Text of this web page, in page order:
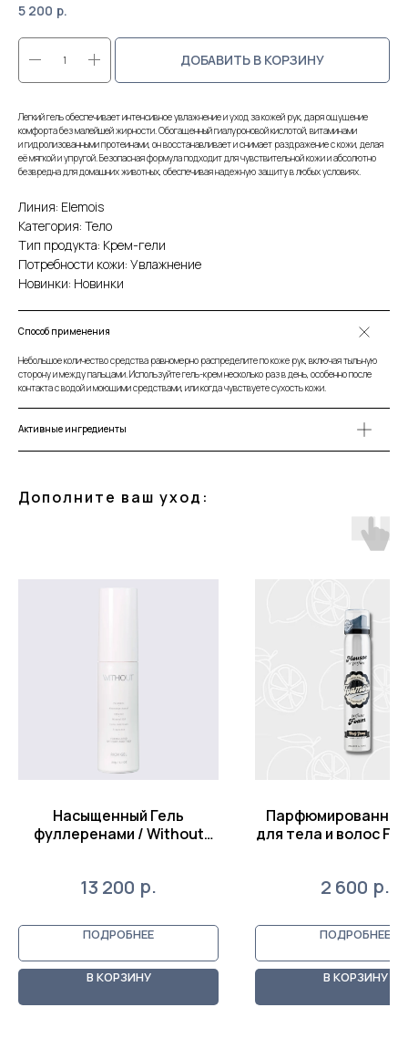
5 200 р.
ДОБАВИТЬ В КОРЗИНУ
Легкий гель обеспечивает интенсивное увлажнение и уход за кожей рук, даря ощущение
комфорта без малейшей жирности. Обогащенный гиалуроновой кислотой, витаминами
и гидролизованными протеинами, он восстанавливает и снимает раздражение с кожи, делая
её мягкой и упругой. Безопасная формула подходит для чувствительной кожи и абсолютно
безвредна для домашних животных, обеспечивая надежную защиту в любых условиях.
Линия: Elemois
Категория: Тело
Тип продукта: Крем-гели
Потребности кожи: Увлажнение
Новинки: Новинки
Способ применения
Небольшое количество средства равномерно распределите по коже рук, включая тыльную
сторону и между пальцами. Используйте гель-крем несколько раз в день, особенно после
контакта с водой и моющими средствами, или когда чувствуете сухость кожи.
Активные ингредиенты
Дополните ваш уход:
Насыщенный Гель
фуллеренами / Without
13 200 р.
ПОДРОБНЕЕ
В КОРЗИНУ
Парфюмированный
для тела и волос
2 600 р.
ПОДРОБНЕЕ
В КОРЗИНУ